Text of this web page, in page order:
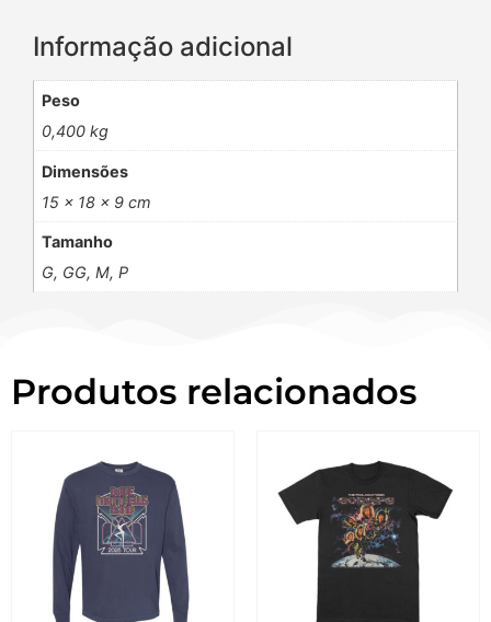
Informação adicional
Peso
0,400 kg
Dimensões
15 × 18 × 9 cm
Tamanho
G, GG, M, P
Produtos relacionados